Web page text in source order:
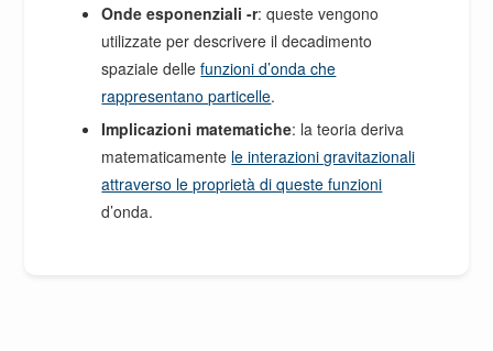
Onde esponenziali -r: queste vengono
utilizzate per descrivere il decadimento
spaziale dellefunzioni d’onda che
rappresentano particelle.
Implicazioni matematiche: la teoria deriva
matematicamente le interazioni gravitazionali
attraverso le proprietà di queste funzioni
d’onda.